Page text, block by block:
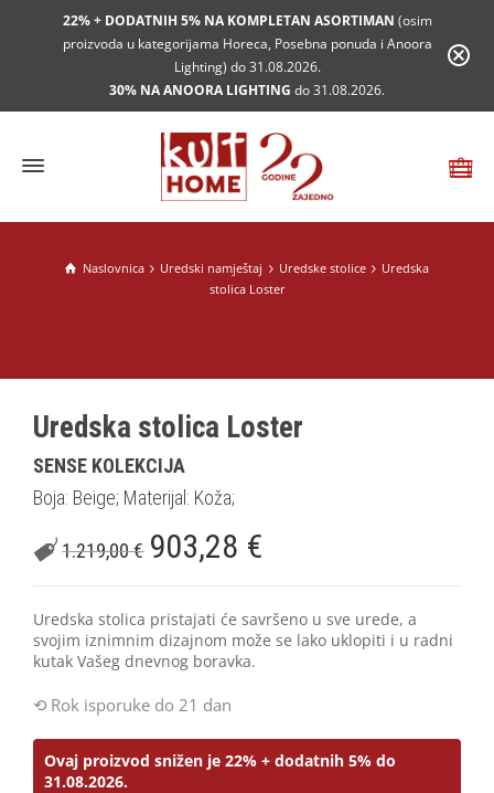
22% + DODATNIH 5% NA KOMPLETAN ASORTIMAN (osim
proizvoda u kategorijama Horeca, Posebna ponuda i Anoora
Lighting) do 31.08.2026.
30% NA ANOORA LIGHTING do 31.08.2026.
Naslovnica Uredski namještaj Uredske stolice
Uredska
stolica Loster
Uredska stolica Loster
SENSE KOLEKCIJA
Boja: Beige; Materijal: Koža;
1.219,00€ 903,28 €
Uredska stolica pristajati će savršeno u sve urede, a
svojim iznimnim dizajnom može se lako uklopiti i u radni
kutak Vašeg dnevnog boravka.
Rok isporuke do 21 dan
Ovaj proizvod snižen je 22% + dodatnih 5% do
31.08.2026.